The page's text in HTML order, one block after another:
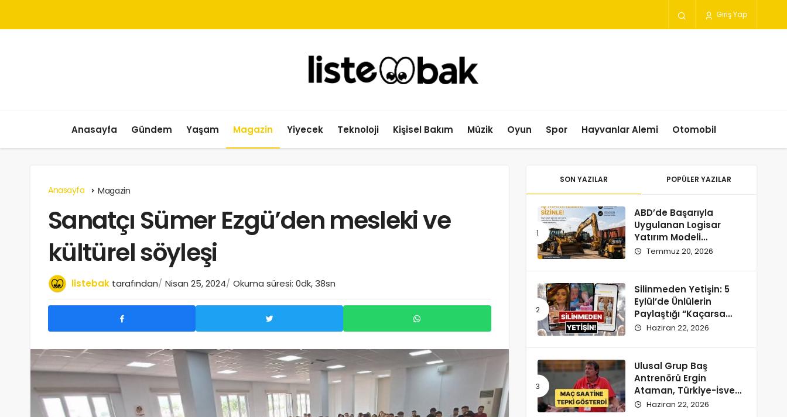
Giriş Yap
Anasayfa Gündem Yaşam Magazin Yiyecek Teknoloji Kişisel Bakım Müzik Oyun Spor Hayvanlar Alemi Otomobil
Anasayfa Magazin
Sanatçı Sümer Ezgü’den mesleki ve
kültürel söyleşi
listebak tarafından Nisan 25, 2024 Okuma süresi: 0dk, 38sn
SON YAZILAR POPÜLER YAZILAR
ABD’de Başarıyla
Uygulanan Logisar
Yatırım Modeli
Türkiye’ye Geliyor
Temmuz 20, 2026
Silinmeden Yetişin: 5
Eylül’de Ünlülerin
Paylaştığı “Kaçarsa
Yazık Olur” Temalı
Haziran 22, 2026
Ulusal Grup Baş
Antrenörü Ergin
Ataman, Türkiye-İsveç
Maçı Saatine
Haziran 22, 2026